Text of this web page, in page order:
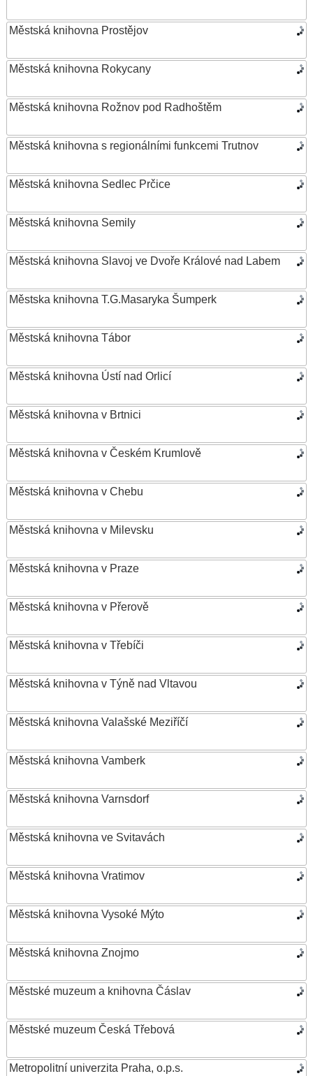
Městská knihovna Prostějov
Městská knihovna Rokycany
Městská knihovna Rožnov pod Radhoštěm
Městská knihovna s regionálními funkcemi Trutnov
Městská knihovna Sedlec Prčice
Městská knihovna Semily
Městská knihovna Slavoj ve Dvoře Králové nad Labem
Městska knihovna T.G.Masaryka Šumperk
Městská knihovna Tábor
Městská knihovna Ústí nad Orlicí
Městská knihovna v Brtnici
Městská knihovna v Českém Krumlově
Městská knihovna v Chebu
Městská knihovna v Milevsku
Městská knihovna v Praze
Městská knihovna v Přerově
Městská knihovna v Třebíči
Městská knihovna v Týně nad Vltavou
Městská knihovna Valašské Meziříčí
Městská knihovna Vamberk
Městská knihovna Varnsdorf
Městská knihovna ve Svitavách
Městská knihovna Vratimov
Městská knihovna Vysoké Mýto
Městská knihovna Znojmo
Městské muzeum a knihovna Čáslav
Městské muzeum Česká Třebová
Metropolitní univerzita Praha, o.p.s.